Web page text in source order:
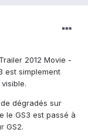
2012 Movie -
est simplement
dégradés sur
le GS3 est passé à
GS2.